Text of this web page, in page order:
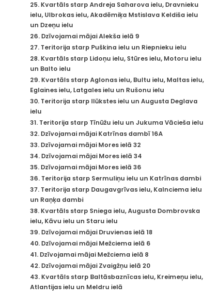
25. Kvartāls starp Andreja Saharova ielu, Dravnieku
ielu, Ulbrokas ielu, Akadēmiķa Mstislava Keldiša ielu
un Dzeņu ielu
26. Dzīvojamai mājai Alekša ielā 9
27. Teritorija starp Puškina ielu un Riepnieku ielu
28. Kvartāls starp Lidoņu ielu, Stūres ielu, Motoru ielu
un Balto ielu
29. Kvartāls starp Aglonas ielu, Bultu ielu, Maltas ielu,
Eglaines ielu, Latgales ielu un Rušonu ielu
30. Teritorija starp Ilūkstes ielu un Augusta Deglava
ielu
31. Teritorija starp Tīnūžu ielu un Jukuma Vācieša ielu
32. Dzīvojamai mājai Katrīnas dambī 16A
33. Dzīvojamai mājai Mores ielā 32
34. Dzīvojamai mājai Mores ielā 34
35. Dzīvojamai mājai Mores ielā 36
36. Teritorija starp Sermuliņu ielu un Katrīnas dambi
37. Teritorija starp Daugavgrīvas ielu, Kalnciema ielu
un Raņķa dambi
38. Kvartāls starp Sniega ielu, Augusta Dombrovska
ielu, Kāvu ielu un Staru ielu
39. Dzīvojamai mājai Druvienas ielā 18
40. Dzīvojamai mājai Mežciema ielā 6
41. Dzīvojamai mājai Mežciema ielā 8
42. Dzīvojamai mājai Zvaigžņu ielā 20
43. Kvartāls starp Baltāsbaznīcas ielu, Kreimeņu ielu,
Atlantijas ielu un Meldru ielā